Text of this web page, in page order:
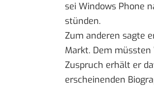
sei Windows Phone
stünden.
Zum anderen sagte
Markt. Dem
Zuspruch erhält er
erscheinenden